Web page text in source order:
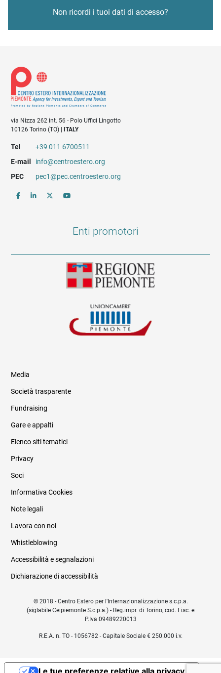
Non ricordi i tuoi dati di accesso?
via Nizza 262 int. 56 - Polo Uffici Lingotto
10126 Torino (TO) |
ITALY
Tel
+39 011 6700511
E-mail
info@centroestero.org
PEC
pec1@pec.centroestero.org
Enti promotori
Informazioni legali e trasparenza
Media
Società trasparente
Fundraising
Gare e appalti
Elenco siti tematici
Privacy
Soci
Informativa Cookies
Note legali
Lavora con noi
Whistleblowing
Accessibilità e segnalazioni
Dichiarazione di accessibilità
© 2018 - Centro Estero per l'Internazionalizzazione s.c.p.a.
(siglabile Ceipiemonte S.c.p.a.) - Reg.impr. di Torino, cod. Fisc. e
P.Iva 09489220013
R.E.A. n. TO - 1056782 - Capitale Sociale € 250.000 i.v.